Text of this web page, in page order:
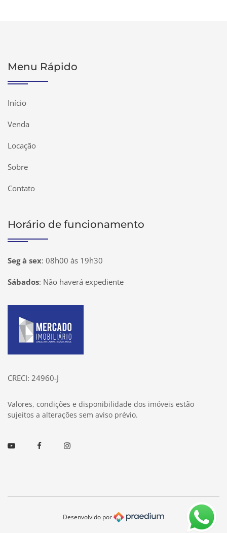
Menu Rápido
Início
Venda
Locação
Sobre
Contato
Horário de funcionamento
Seg à sex: 08h00 às 19h30
Sábados: Não haverá expediente
CRECI: 24960-J
Valores, condições e disponibilidade dos imóveis estão
sujeitos a alterações sem aviso prévio.
Youtube FacebookInstagram
Desenvolvido por